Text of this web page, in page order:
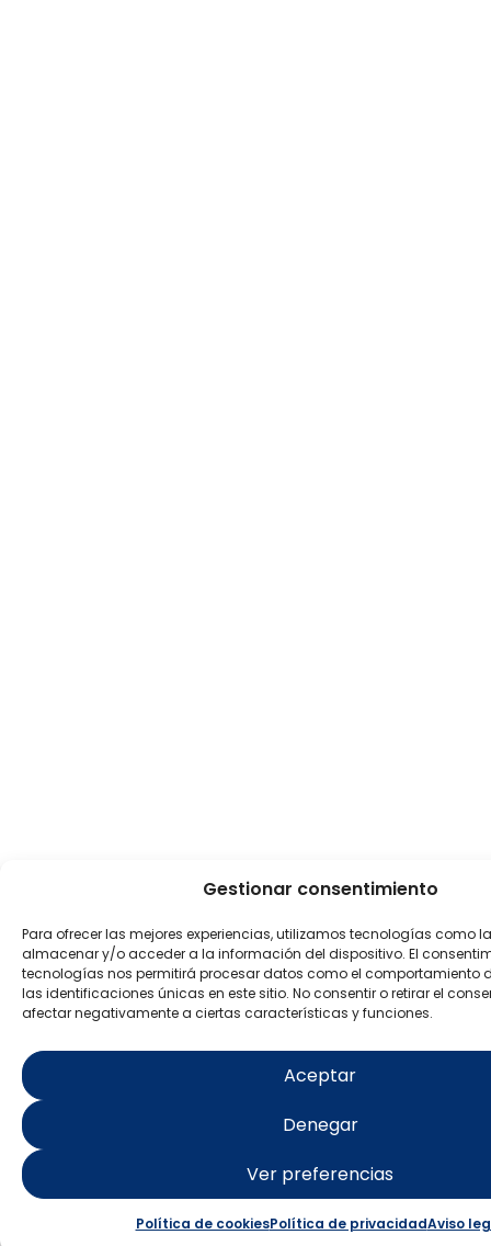
Gestionar consentimiento
Para ofrecer las mejores experiencias, utilizamos tecnologías como
almacenar y/o acceder a la información del dispositivo. El
tecnologías nos permitirá procesar datos como el comportamiento
las identificaciones únicas en este sitio. No consentir o retirar el
afectar negativamente a ciertas características y funciones.
Aceptar
Denegar
Ver preferencias
Política de cookiesPolítica de privacidadAviso